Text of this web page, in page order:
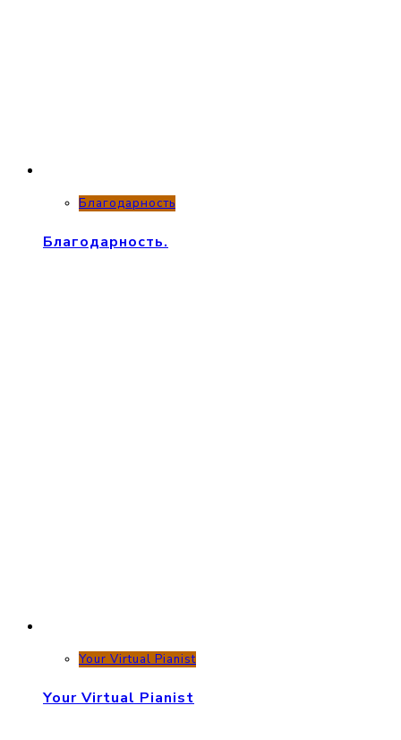
Благодарность
Благодарность.
Your Virtual Pianist
Your Virtual Pianist